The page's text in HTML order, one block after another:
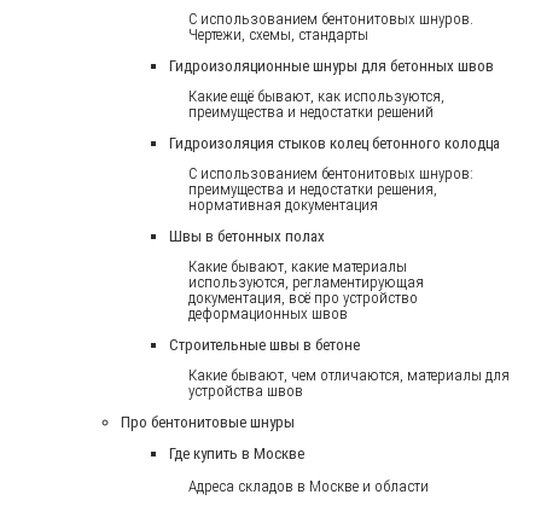
С использованием бентонитовых шнуров.
Чертежи, схемы, стандарты
Гидроизоляционные шнуры для бетонных швов
Какие ещё бывают, как используются,
преимущества и недостатки решений
Гидроизоляция стыков колец бетонного колодца
С использованием бентонитовых шнуров:
преимущества и недостатки решения,
нормативная документация
Швы в бетонных полах
Какие бывают, какие материалы
используются, регламентирующая
документация, всё про устройство
деформационных швов
Строительные швы в бетоне
Какие бывают, чем отличаются, материалы для
устройства швов
Про бентонитовые шнуры
Где купить в Москве
Адреса складов в Москве и области